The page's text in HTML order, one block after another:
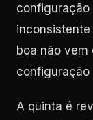
boa não
configuração
A quinta é